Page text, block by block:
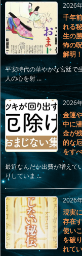
2026
千年
れる
生の
怖の
解明！
平安時代の華やかな宮廷で
人の心を射 ...
2026
金運
中に
金が
的な
をす
最近なんだか出費が増えて
りしていま ...
2026
現実
存在
使い
を破
れてい